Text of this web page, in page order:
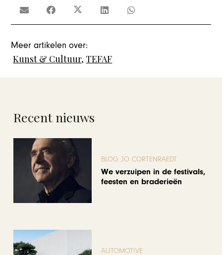
Meer artikelen over:
Kunst & Cultuur, TEFAF
Recent nieuws
BLOG JO CORTENRAEDT
We verzuipen in de festivals,
feesten en braderieën
AUTOMOTIVE